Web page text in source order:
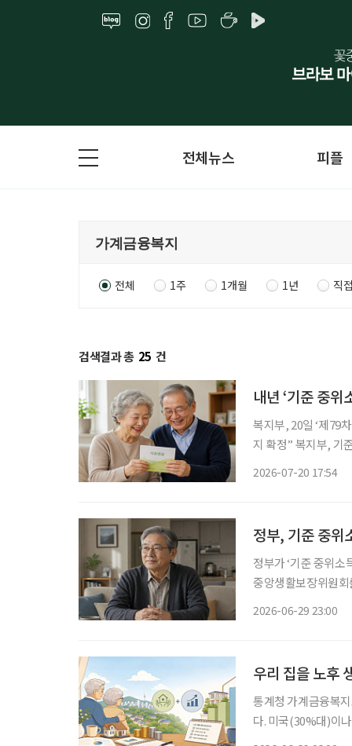
전체뉴스 피플
전체 1주 1개월 1년 직
검색결과 총 25 건
내년 ‘기준 중
복지부, 20일 ‘제79
지 확정” 복지부, 기준 중
2026-07-20 17:54
정부, 기준 중위
정부가 ‘기준 중위소득’을 새
중앙생활보장위원회
2026-06-29 23:00
우리 집을 노후
통계청 가계금융복
다. 미국(30%대)이